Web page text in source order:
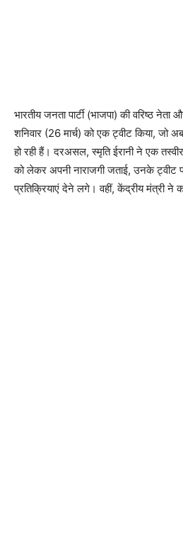
भारतीय जनता पार्टी (भाजपा) की वरिष्ठ
शनिवार (26 मार्च) को एक ट्वीट किया, जो
हो रही हैं। दरअसल, स्मृति ईरानी ने एक
को लेकर अपनी नाराजगी जताई, उनके ट्वीट
प्रतिक्रियाएं देने लगे। वहीं, केंद्रीय मंत्री ने